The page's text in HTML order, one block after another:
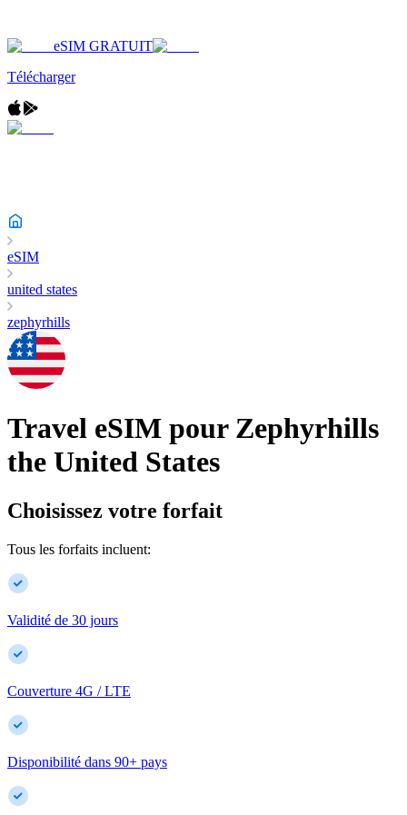
eSIM GRATUIT
Télécharger
eSIM
united states
zephyrhills
Travel eSIM pour Zephyrhills
the United States
Choisissez votre forfait
Tous les forfaits incluent:
Validité de 30 jours
Couverture 4G / LTE
Disponibilité dans 90+ pays